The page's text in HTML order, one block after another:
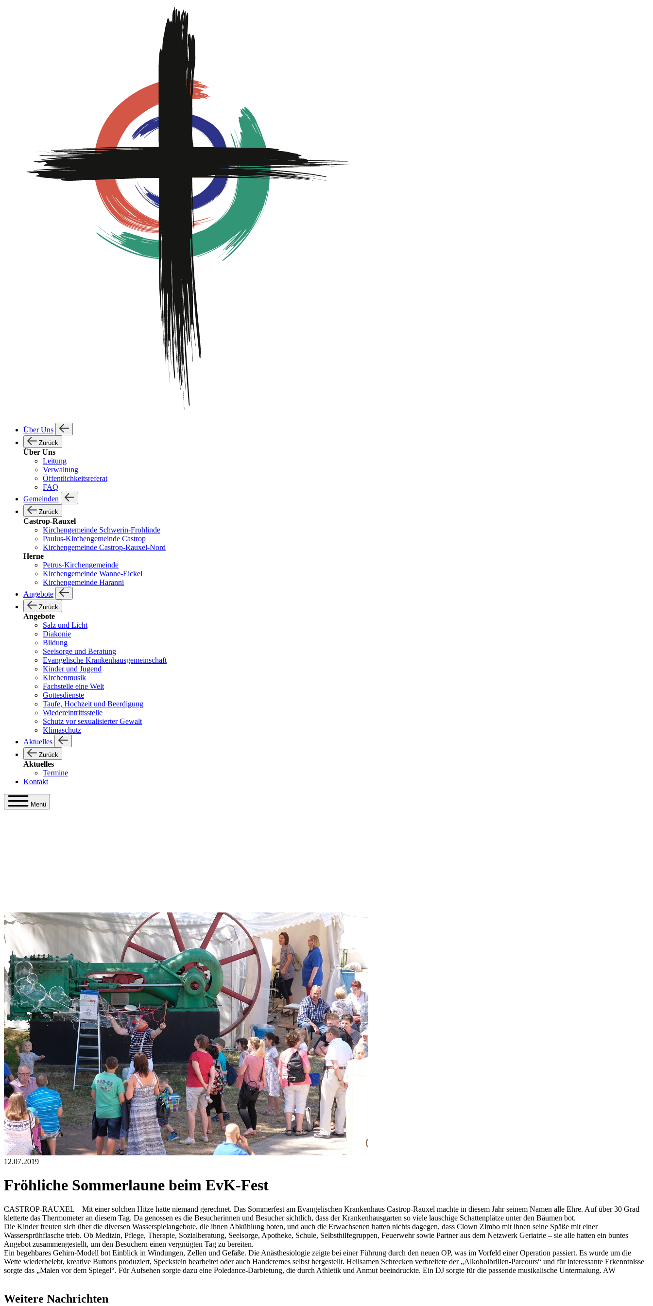
Über Uns
Zurück
Über Uns
Leitung
Verwaltung
Öffentlichkeitsreferat
FAQ
Gemeinden
Zurück
Castrop-Rauxel
Kirchengemeinde Schwerin-Frohlinde
Paulus-Kirchengemeinde Castrop
Kirchengemeinde Castrop-Rauxel-Nord
Herne
Petrus-Kirchengemeinde
Kirchengemeinde Wanne-Eickel
Kirchengemeinde Haranni
Angebote
Zurück
Angebote
Salz und Licht
Diakonie
Bildung
Seelsorge und Beratung
Evangelische Krankenhausgemeinschaft
Kinder und Jugend
Kirchenmusik
Fachstelle eine Welt
Gottesdienste
Taufe, Hochzeit und Beerdigung
Wiedereintrittsstelle
Schutz vor sexualisierter Gewalt
Klimaschutz
Aktuelles
Zurück
Aktuelles
Termine
Kontakt
Menü
12.07.2019
Fröhliche Sommerlaune beim EvK-Fest
CASTROP-RAUXEL – Mit einer solchen Hitze hatte niemand gerechnet. Das Sommerfest am Evangelischen Krankenhaus Castrop-Rauxel machte in diesem Jahr seinem Namen alle Ehre. Auf über 30 Grad
kletterte das Thermometer an diesem Tag. Da genossen es die Besucherinnen und Besucher sichtlich, dass der Krankenhausgarten so viele lauschige Schattenplätze unter den Bäumen bot.
Die Kinder freuten sich über die diversen Wasserspielangebote, die ihnen Abkühlung boten, und auch die Erwachsenen hatten nichts dagegen, dass Clown Zimbo mit ihnen seine Späße mit einer
Wassersprühflasche trieb. Ob Medizin, Pflege, Therapie, Sozialberatung, Seelsorge, Apotheke, Schule, Selbsthilfegruppen, Feuerwehr sowie Partner aus dem Netzwerk Geriatrie – sie alle hatten ein buntes
Angebot zusammengestellt, um den Besuchern einen vergnügten Tag zu bereiten.
Ein begehbares Gehirn-Modell bot Einblick in Windungen, Zellen und Gefäße. Die Anästhesiologie zeigte bei einer Führung durch den neuen OP, was im Vorfeld einer Operation passiert. Es wurde um die
Wette wiederbelebt, kreative Buttons produziert, Speckstein bearbeitet oder auch Handcremes selbst hergestellt. Heilsamen Schrecken verbreitete der „Alkoholbrillen-Parcours“ und für interessante Erkenntnisse
sorgte das „Malen vor dem Spiegel“. Für Aufsehen sorgte dazu eine Poledance-Darbietung, die durch Athletik und Anmut beeindruckte. Ein DJ sorgte für die passende musikalische Untermalung. AW
Weitere Nachrichten